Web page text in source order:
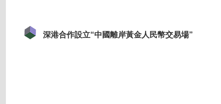
深港合作設立“中國離岸黃金人民幣交易場”